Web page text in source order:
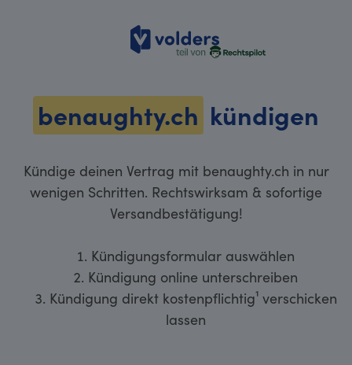
volders
benaughty.ch kündigen
Kündige deinen Vertrag mit benaughty.ch in nur
wenigen Schritten. Rechtswirksam & sofortige
Versandbestätigung!
Kündigungsformular auswählen
Kündigung online unterschreiben
Kündigung direkt kostenpflichtig¹ verschicken
lassen